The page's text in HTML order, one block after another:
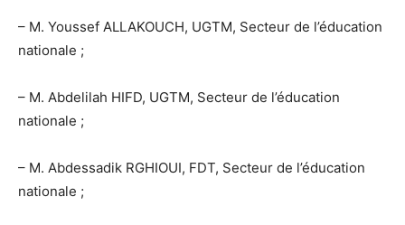
– M. Youssef ALLAKOUCH, UGTM, Secteur de l’éducation
nationale ;
– M. Abdelilah HIFD, UGTM, Secteur de l’éducation
nationale ;
– M. Abdessadik RGHIOUI, FDT, Secteur de l’éducation
nationale ;